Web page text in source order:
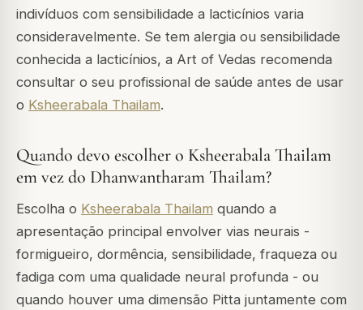
indivíduos com sensibilidade a lacticínios varia
consideravelmente. Se tem alergia ou sensibilidade
conhecida a lacticínios, a Art of Vedas recomenda
consultar o seu profissional de saúde antes de usar
o Ksheerabala Thailam.
Quando devo escolher o Ksheerabala Thailam
em vez do Dhanwantharam Thailam?
Escolha o Ksheerabala Thailam quando a
apresentação principal envolver vias neurais -
formigueiro, dormência, sensibilidade, fraqueza ou
fadiga com uma qualidade neural profunda - ou
quando houver uma dimensão Pitta juntamente com